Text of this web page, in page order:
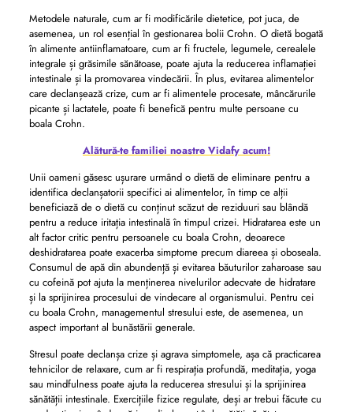
Metodele naturale, cum ar fi modificările dietetice, pot juca, de
asemenea, un rol esențial în gestionarea bolii Crohn. O dietă bogată
în alimente antiinflamatoare, cum ar fi fructele, legumele, cerealele
integrale și grăsimile sănătoase, poate ajuta la reducerea inflamației
intestinale și la promovarea vindecării. În plus, evitarea alimentelor
care declanșează crize, cum ar fi alimentele procesate, mâncărurile
picante și lactatele, poate fi benefică pentru multe persoane cu
boala Crohn.
Alătură-te familiei noastre Vidafy acum!
Unii oameni găsesc ușurare urmând o dietă de eliminare pentru a
identifica declanșatorii specifici ai alimentelor, în timp ce alții
beneficiază de o dietă cu conținut scăzut de reziduuri sau blândă
pentru a reduce iritația intestinală în timpul crizei. Hidratarea este un
alt factor critic pentru persoanele cu boala Crohn, deoarece
deshidratarea poate exacerba simptome precum diareea și oboseala.
Consumul de apă din abundență și evitarea băuturilor zaharoase sau
cu cofeină pot ajuta la menținerea nivelurilor adecvate de hidratare
și la sprijinirea procesului de vindecare al organismului. Pentru cei
cu boala Crohn, managementul stresului este, de asemenea, un
aspect important al bunăstării generale.
Stresul poate declanșa crize și agrava simptomele, așa că practicarea
tehnicilor de relaxare, cum ar fi respirația profundă, meditația, yoga
sau mindfulness poate ajuta la reducerea stresului și la sprijinirea
sănătății intestinale. Exercițiile fizice regulate, deși ar trebui făcute cu